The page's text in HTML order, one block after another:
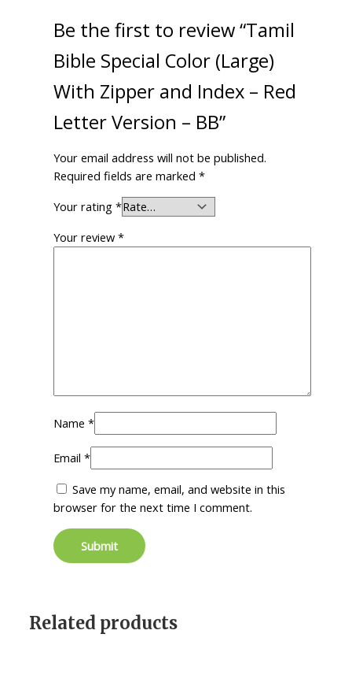
Be the first to review “Tamil
Bible Special Color (Large)
With Zipper and Index – Red
Letter Version – BB”
Your email address will not be published.
Required fields are marked*
Your rating*
Your review*
Name*
Email*
Save my name, email, and website in this
browser for the next time I comment.
Related products